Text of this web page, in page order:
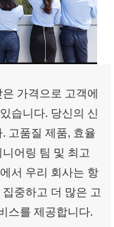
가격으로 고객에
습니다. 당신의 신
고품질 제품, 효율
어링 팀 및 최고
서 우리 회사는 항
중하고 더 많은 고
스를 제공합니다.